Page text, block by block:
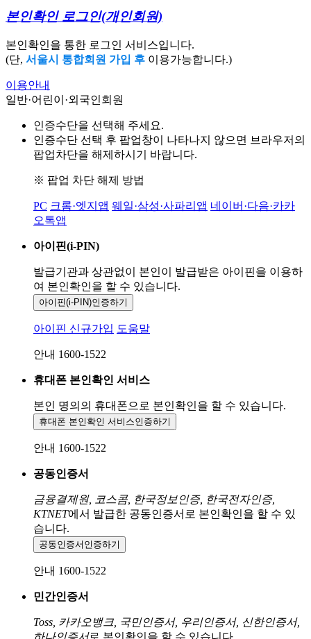
본인확인 로그인(개인회원)
본인확인을 통한 로그인 서비스입니다.
(단, 서울시 통합회원 가입 후 이용가능합니다.)
이용안내
일반·어린이·외국인회원
인증수단을 선택해 주세요.
인증수단 선택 후 팝업창이 나타나지 않으면 브라우저의
팝업차단을 해제하시기 바랍니다.
※ 팝업 차단 해제 방법
PC 크롬·엣지앱 웨일·삼성·사파리앱 네이버·다음·카카
오톡앱
아이핀(i-PIN)
발급기관과 상관없이 본인이 발급받은 아이핀을 이용하
여 본인확인을 할 수 있습니다.
아이핀(i-PIN)인증하기
아이핀 신규가입 도움말
안내 1600-1522
휴대폰 본인확인 서비스
본인 명의의 휴대폰으로 본인확인을 할 수 있습니다.
휴대폰 본인확인 서비스인증하기
안내 1600-1522
공동인증서
금융결제원, 코스콤, 한국정보인증, 한국전자인증,
KTNET에서 발급한 공동인증서로 본인확인을 할 수 있
습니다.
공동인증서 인증하기
안내 1600-1522
민간인증서
Toss, 카카오뱅크, 국민인증서, 우리인증서, 신한인증서,